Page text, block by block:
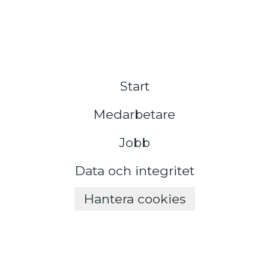
Start
Medarbetare
Jobb
Data och integritet
Hantera cookies